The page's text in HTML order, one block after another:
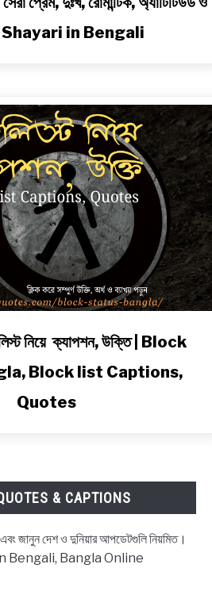
in Bengali
নিয়ে ক্যাপশন, উক্তি | Block
Block list Captions,
Quotes
& CAPTIONS
জানুন দেশ ও দুনিয়ার আপডেটগুলি নিয়মিত।
Bengali, Bangla Online